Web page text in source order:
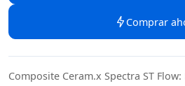
Comprar
Composite Ceram.x Spectra ST